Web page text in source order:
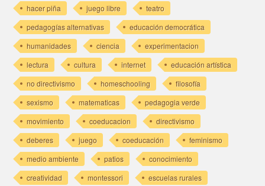
hacer piña
juego libre
teatro
pedagogías alternativas
educación democrática
humanidades
ciencia
experimentacion
lectura
cultura internet
educación artística
no directivismo
homeschooling
filosofía
sexismo
matematicas
pedagogia verde
movimiento
coeducacion
directivismo
deberes
juego coeducación
feminismo
medio ambiente
patios
conocimiento
creatividad
montessori
escuelas rurales